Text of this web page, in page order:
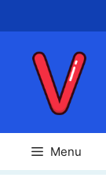
đến
Menu